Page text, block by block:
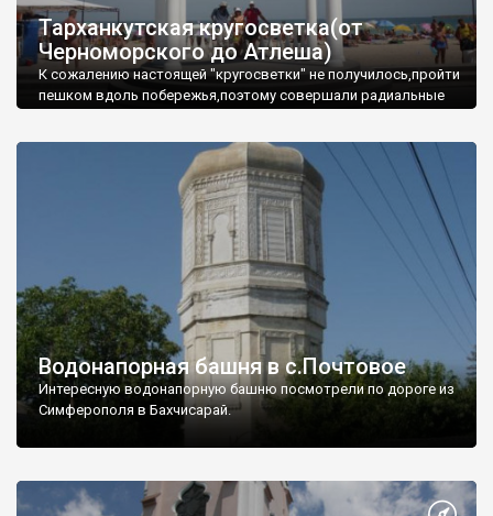
Тарханкутская кругосветка(от
Черноморского до Атлеша)
К сожалению настоящей "кругосветки" не получилось,пройти
пешком вдоль побережья,поэтому совершали радиальные
Водонапорная башня в с.Почтовое
Интересную водонапорную башню посмотрели по дороге из
Симферополя в Бахчисарай.